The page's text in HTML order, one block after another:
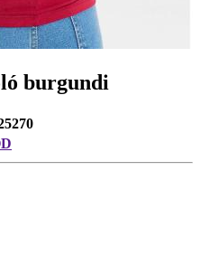
burgundi